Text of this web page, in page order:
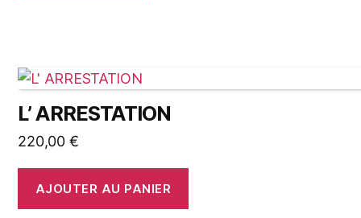
L’ ARRESTATION
220,00 €
AJOUTER AU PANIER